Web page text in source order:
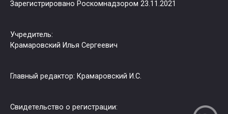
Зарегистрировано Роскомнадзором 23.11.2021
Учредитель:
Крамаровский Илья Сергеевич
Главный редактор: Крамаровский И.С.
Свидетельство о регистрации: